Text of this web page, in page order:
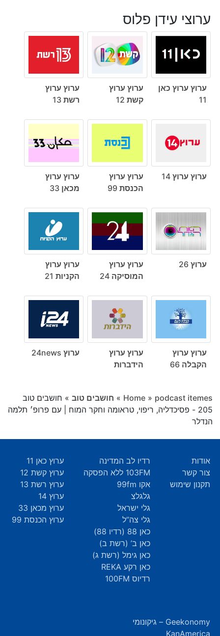
ערוצי עידן פלוס
ערוץ ערוץ כאן
11
ערוץ ערוץ
קשת 12
ערוץ ערוץ
רשת 13
ערוץ ערוץ 14
ערוץ ערוץ
הכנסת 99
ערוץ ערוץ
מכאן 33
ערוץ 26
ערוץ ערוץ
המוסיקה 24
ערוץ ערוץ
הקניות 21
ערוץ ערוץ
הקבלה 66
ערוץ ערוץ
הידברות
ערוץ 24news
Home » podcast itemes
» חושבים טוב » חושבים טוב
205 - פסיכדליה, ריפוי, טראומה וחקר המוח | עם פרופ׳ תלמה
הנדלר
אודות
צור קשר
תקנון שימוש
רדיו לב המדינה
103FM ללא הפסקה
אקו 99fm
גלגלצ
גלי ישראל
גלי צה”ל
כאן 88 (רדיו 88)
כאן ב’ (רשת ב)
כאן גימל (רשת ג)
כאן רקע REKA
רדיוס 100FM
ערוץ כאן 11
ערוץ קשת 12
ערוץ רשת 13
ערוץ 14
ערוץ מכאן 33
ערוץ הכנסת 99
Geekonomy – גיקונומי
KanAmerica